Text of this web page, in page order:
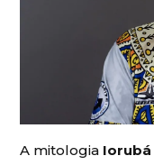
A mitologia Iorubá